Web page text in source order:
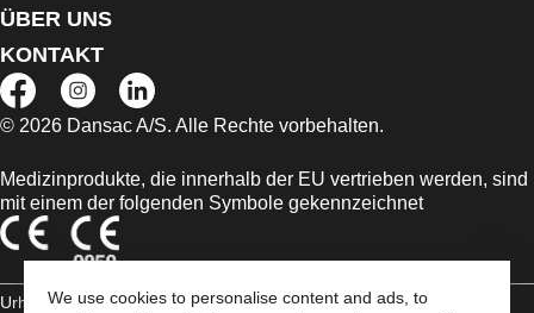
We use cookies to personalise content and ads, to
ÜBER UNS
KONTAKT
© 2026 Dansac A/S. Alle Rechte vorbehalten.
Medizinprodukte, die innerhalb der EU vertrieben werden, sind
mit einem der folgenden Symbole gekennzeichnet
Urheberrechts-